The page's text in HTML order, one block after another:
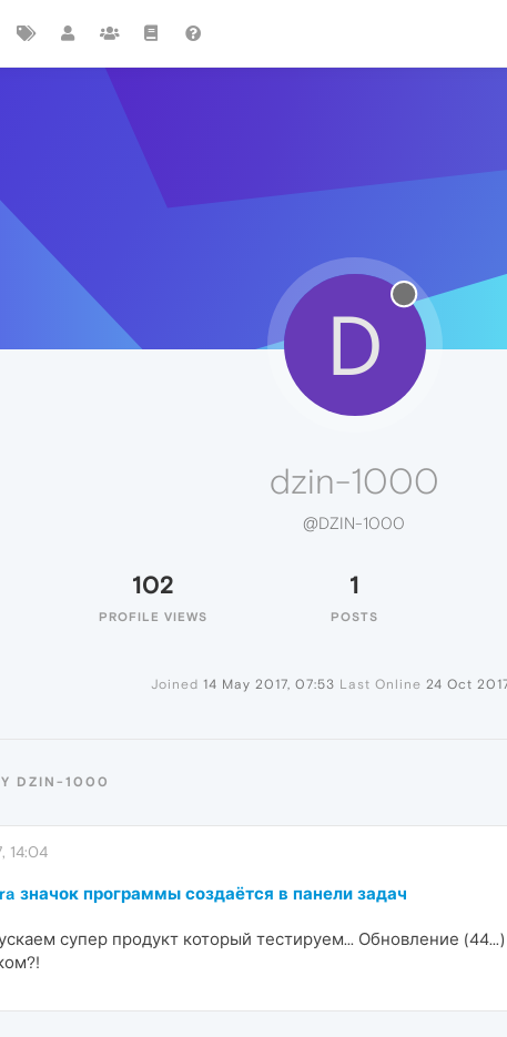
D
dzin-1000
@DZIN-1000
102
PROFILE VIEWS
1
POSTS
Joined 14 May 2017, 07:53 Last Online 24 Oct
DZIN-1000
14:04
значок программы создаётся в панели задач
супер продукт который тестируем... Обновление